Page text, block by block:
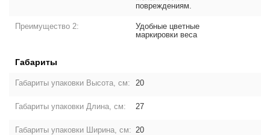
повреждениям.
Преимущество 2:
Удобные цветные
маркировки веса
Габариты
Габариты упаковки Высота, см: 20
Габариты упаковки Длина, см: 27
Габариты упаковки Ширина, см: 20